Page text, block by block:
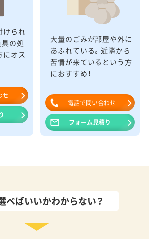
けられ
の処
にオス
せ
大量のごみが部屋や外に
あふれている。近隣から
苦情が来ているという方
におすすめ！
電話で問い合わせ
フォーム見積り
べばいいかわからない？